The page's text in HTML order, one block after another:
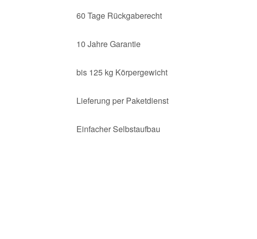
60 Tage Rückgaberecht
10 Jahre Garantie
bis 125 kg Körpergewicht
Lieferung per Paketdienst
Einfacher Selbstaufbau